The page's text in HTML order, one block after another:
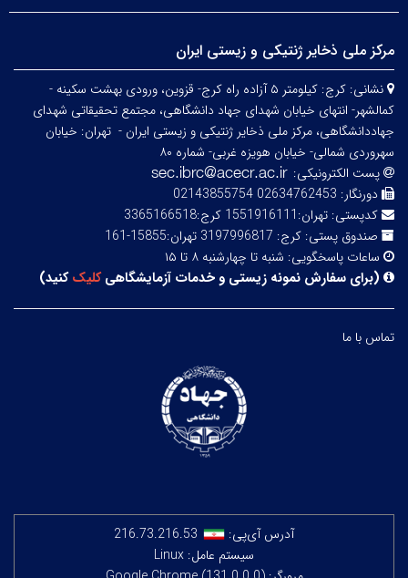
مرکز ملی ذخایر ژنتیکی و زیستی ایران
نشانی:
کرج: کیلومتر ۵ آزاده راه کرج- قزوین، ورودی بهشت سکینه -
کمالشهر- انتهای خیابان شهدای جهاد دانشگاهی، مجتمع تحقیقاتی شهدای
جهاددانشگاهی، مرکز ملی ذخایر ژنتیکی و زیستی ایران - تهران: خیابان
سهروردی شمالی- خیابان هویزه غربی- شماره ۸۰
پست الکترونیکی:
دورنگار: 02634762453 02143855754
کدپستی: تهران:1551916111 کرج:3365166518
صندوق پستی: کرج: 3197996817 تهران:15855-161
ساعات پاسخگویی: شنبه تا چهارشنبه ۸ تا ۱۵
(برای سفارش نمونه زیستی و خدمات آزمایشگاهیکلیککنید)
تماس با ما
آدرس آی‌پی:
216.73.216.53
سیستم عامل: Linux